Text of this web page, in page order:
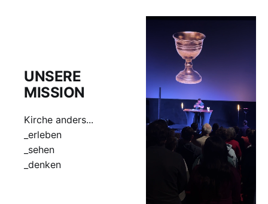
UNSERE
MISSION
Kirche anders...
_erleben
_sehen
_denken